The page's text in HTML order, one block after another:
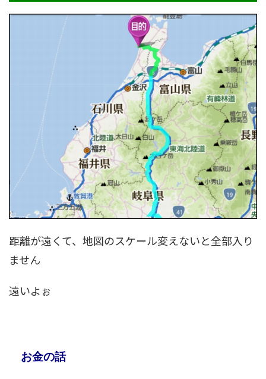
距離が遠くて、地図のスケール変えないと全部入り
ません
遠いよぉ
お金の話